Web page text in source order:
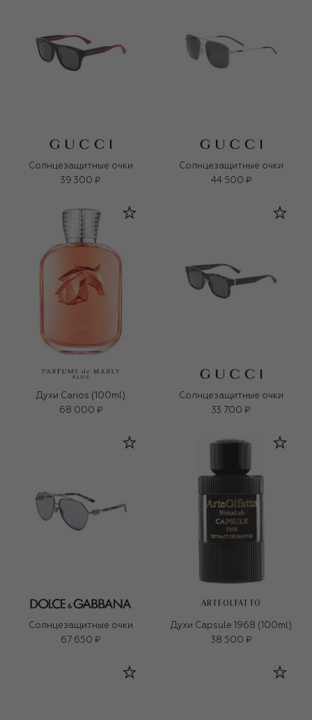
Солнцезащитные очки
39 300 ₽
Солнцезащитные очки
44 500 ₽
Духи Carios (100ml)
68 000 ₽
Солнцезащитные очки
33 700 ₽
Солнцезащитные очки
67 650 ₽
ARTEOLFATTO
Духи Capsule 1968 (100ml)
38 500 ₽